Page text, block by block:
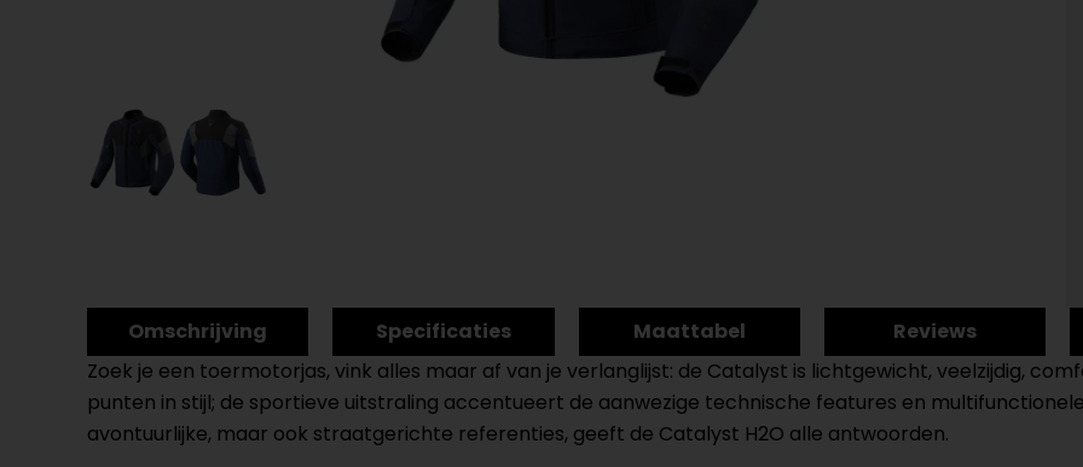
Omschrijving Specificaties Maattabel Reviews
Zoek je een toermotorjas, vink alles maar af van je verlanglijst: de Catalyst is lichtgewicht, veelzijdig,
punten in stijl; de sportieve uitstraling accentueert de aanwezige technische features en
avontuurlijke, maar ook straatgerichte referenties, geeft de Catalyst H2O alle antwoorden.